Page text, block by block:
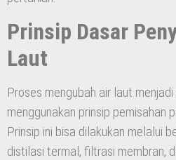
Prinsip Dasar
Laut
Proses mengubah air laut
menggunakan prinsip pemisahan
Prinsip ini bisa dilakukan melalui
distilasi termal, filtrasi membran,